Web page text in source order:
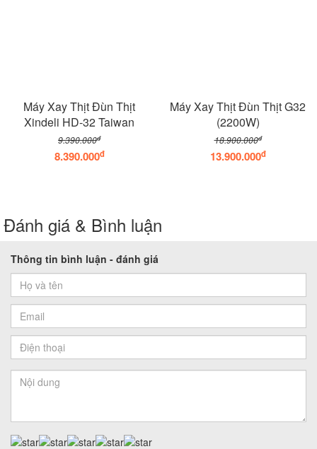
Máy Xay Thịt Đùn Thịt
Xindeli HD-32 Taiwan
9.390.000đ
8.390.000đ
Máy Xay Thịt Đùn Thịt G32
(2200W)
18.900.000đ
13.900.000đ
Đánh giá & Bình luận
Thông tin bình luận - đánh giá